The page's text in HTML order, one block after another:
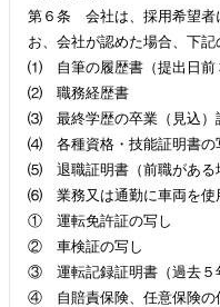
第６条 会社は、採用希望者
お、会社が認めた場合、下記
⑴ 自筆の履歴書（提出日前
⑵ 職務経歴書
⑶ 最終学歴の卒業（見込）
⑷ 各種資格・技能証明書の
⑸ 退職証明書（前職がある
⑹ 業務又は通勤に車両を使
① 運転免許証の写し
② 車検証の写し
③ 運転記録証明書（過去５
④ 自賠責保険、任意保険の